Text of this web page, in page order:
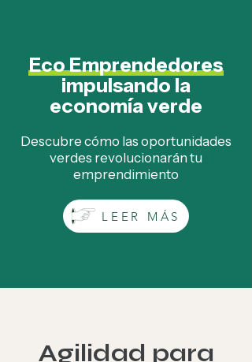
Eco Emprendedores
impulsando la
economía verde
Descubre cómo las oportunidades
verdes revolucionarán tu
emprendimiento
LEER MÁS
Agilidad para